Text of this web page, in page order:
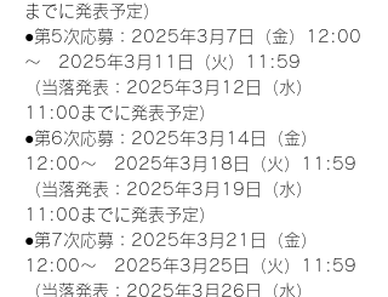
までに発表予定）
●第5次応募：2025年3月7日（金）12:00
～　2025年3月11日（火）11:59
（当落発表：2025年3月12日（水）
11:00までに発表予定）
●第6次応募：2025年3月14日（金）
12:00～　2025年3月18日（火）11:59
（当落発表：2025年3月19日（水）
11:00までに発表予定）
●第7次応募：2025年3月21日（金）
12:00～　2025年3月25日（火）11:59
（当落発表：2025年3月26日（水）